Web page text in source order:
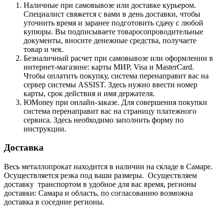
Наличные при самовывозе или доставке курьером.
Специалист свяжется с вами в день доставки, чтобы
уточнить время и заранее подготовить сдачу с любой
купюры. Вы подписываете товаросопроводительные
документы, вносите денежные средства, получаете
товар и чек.
Безналичный расчет при самовывозе или оформлении в
интернет-магазине: карты МИР, Visa и MasterCard.
Чтобы оплатить покупку, система перенаправит вас на
сервер системы ASSIST. Здесь нужно ввести номер
карты, срок действия и имя держателя.
ЮMoney при онлайн-заказе. Для совершения покупки
система перенаправит вас на страницу платежного
сервиса. Здесь необходимо заполнить форму по
инструкции.
Доставка
Весь металлопрокат находится в наличии на складе в Самаре.
Осуществляется резка под ваши размеры. Осуществляем
доставку транспортом в удобное для вас время, регионы
доставки: Самара и область, по согласованию возможна
доставка в соседние регионы.